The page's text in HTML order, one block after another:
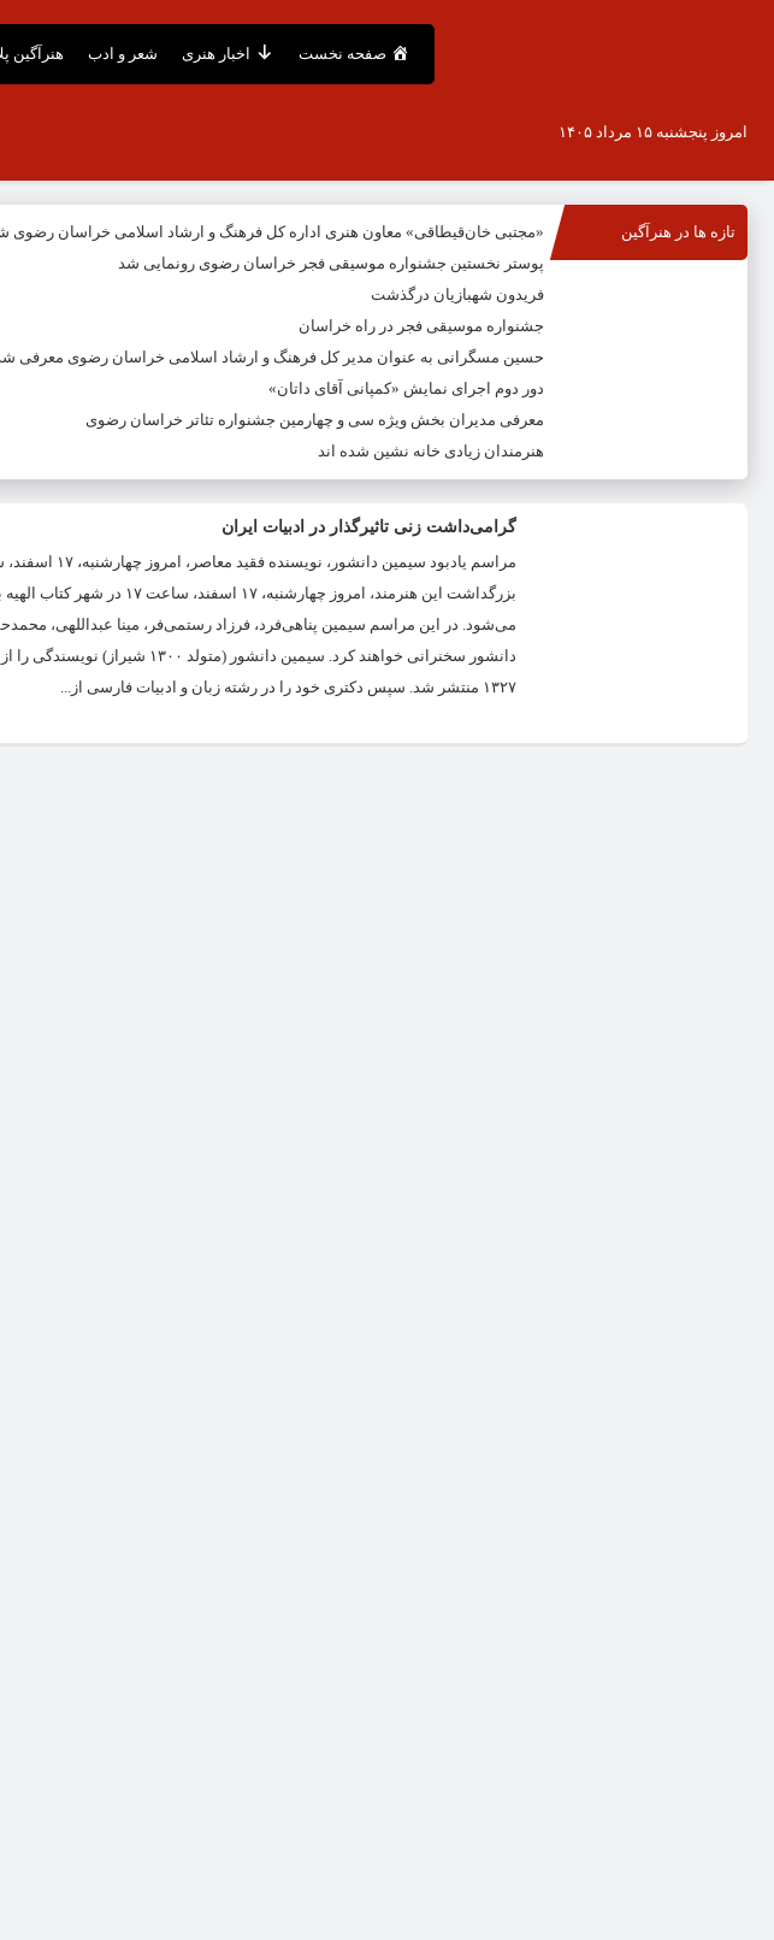
صفحه نخست اخبار هنری شعر و ادب هنرآگین
امروز پنجشنبه ۱۵ مرداد ۱۴۰۵
تازه ها در هنرآگین
«مجتبی خان‌قیطاقی» معاون هنری اداره کل فرهنگ و ارشاد اسلامی خراسان رضوی
پوستر نخستین جشنواره موسیقی فجر خراسان رضوی رونمایی شد
فریدون شهبازیان درگذشت
جشنواره موسیقی فجر در راه خراسان
حسین مسگرانی به عنوان مدیر کل فرهنگ و ارشاد اسلامی خراسان رضوی معرفی
دور دوم اجرای نمایش «کمپانی آقای داتان»
معرفی مدیران بخش ویژه سی و چهارمین جشنواره تئاتر خراسان رضوی
هنرمندان زیادی خانه نشین شده اند
گرامی‌داشت زنی تاثیرگذار در ادبیات ایران
بزرگداشت این هنرمند، امروز
می‌شود. در این مراسم سیمین پناهی‌فرد، فرزاد رستمی‌فر، مینا عبداللهی،
دانشور سخنرانی خواهند کرد.
۱۳۲۷ منتشر شد. سپس دکتری خود را در رشته زبان و ادبیات فارسی از...